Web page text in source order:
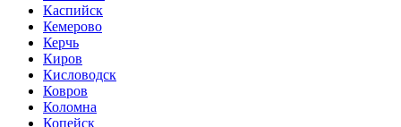
Каспийск
Кемерово
Керчь
Киров
Кисловодск
Ковров
Коломна
Копейск